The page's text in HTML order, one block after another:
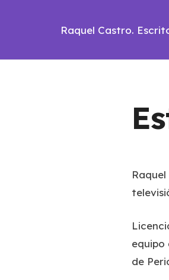
Raquel Castro.
equipo
de